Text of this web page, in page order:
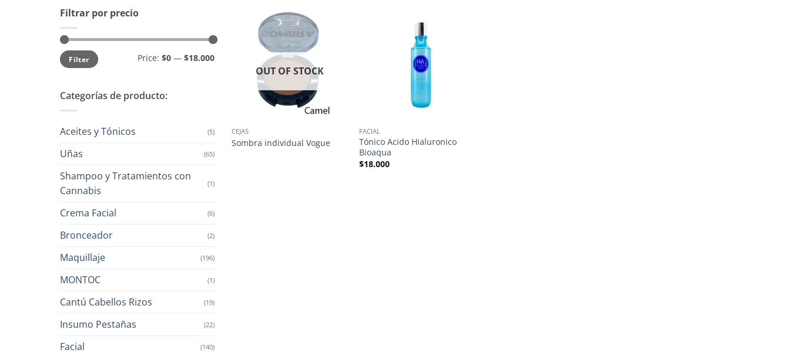
Filtrar por precio
Min
price
Max
priceFilter Price: $0— $18.000
Categorías de producto:
Aceites y Tónicos (5)
Uñas (65)
Shampoo y Tratamientos con
Cannabis
(1)
Crema Facial (6)
Bronceador (2)
Maquillaje (196)
MONTOC (1)
Cantú Cabellos Rizos (19)
Insumo Pestañas (22)
Facial (140)
OUT OF STOCK
CEJAS
Sombra individual Vogue
FACIAL
Tónico Acido Hialuronico
Bioaqua
$18.000